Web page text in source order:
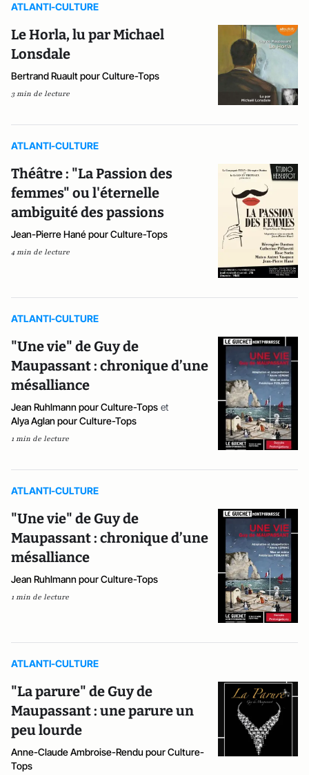
ATLANTI-CULTURE
Le Horla, lu par Michael
Lonsdale
Bertrand Ruault pour Culture-Tops
3 min de lecture
ATLANTI-CULTURE
Théâtre : "La Passion des
femmes" ou l'éternelle
ambiguité des passions
Jean-Pierre Hané pour Culture-Tops
4 min de lecture
ATLANTI-CULTURE
"Une vie" de Guy de
Maupassant : chronique d’une
mésalliance
Jean Ruhlmann pour Culture-Tops et
Alya Aglan pour Culture-Tops
1 min de lecture
ATLANTI-CULTURE
"Une vie" de Guy de
Maupassant : chronique d’une
mésalliance
Jean Ruhlmann pour Culture-Tops
1 min de lecture
ATLANTI-CULTURE
"La parure" de Guy de
Maupassant : une parure un
peu lourde
Anne-Claude Ambroise-Rendu pour Culture-
Tops